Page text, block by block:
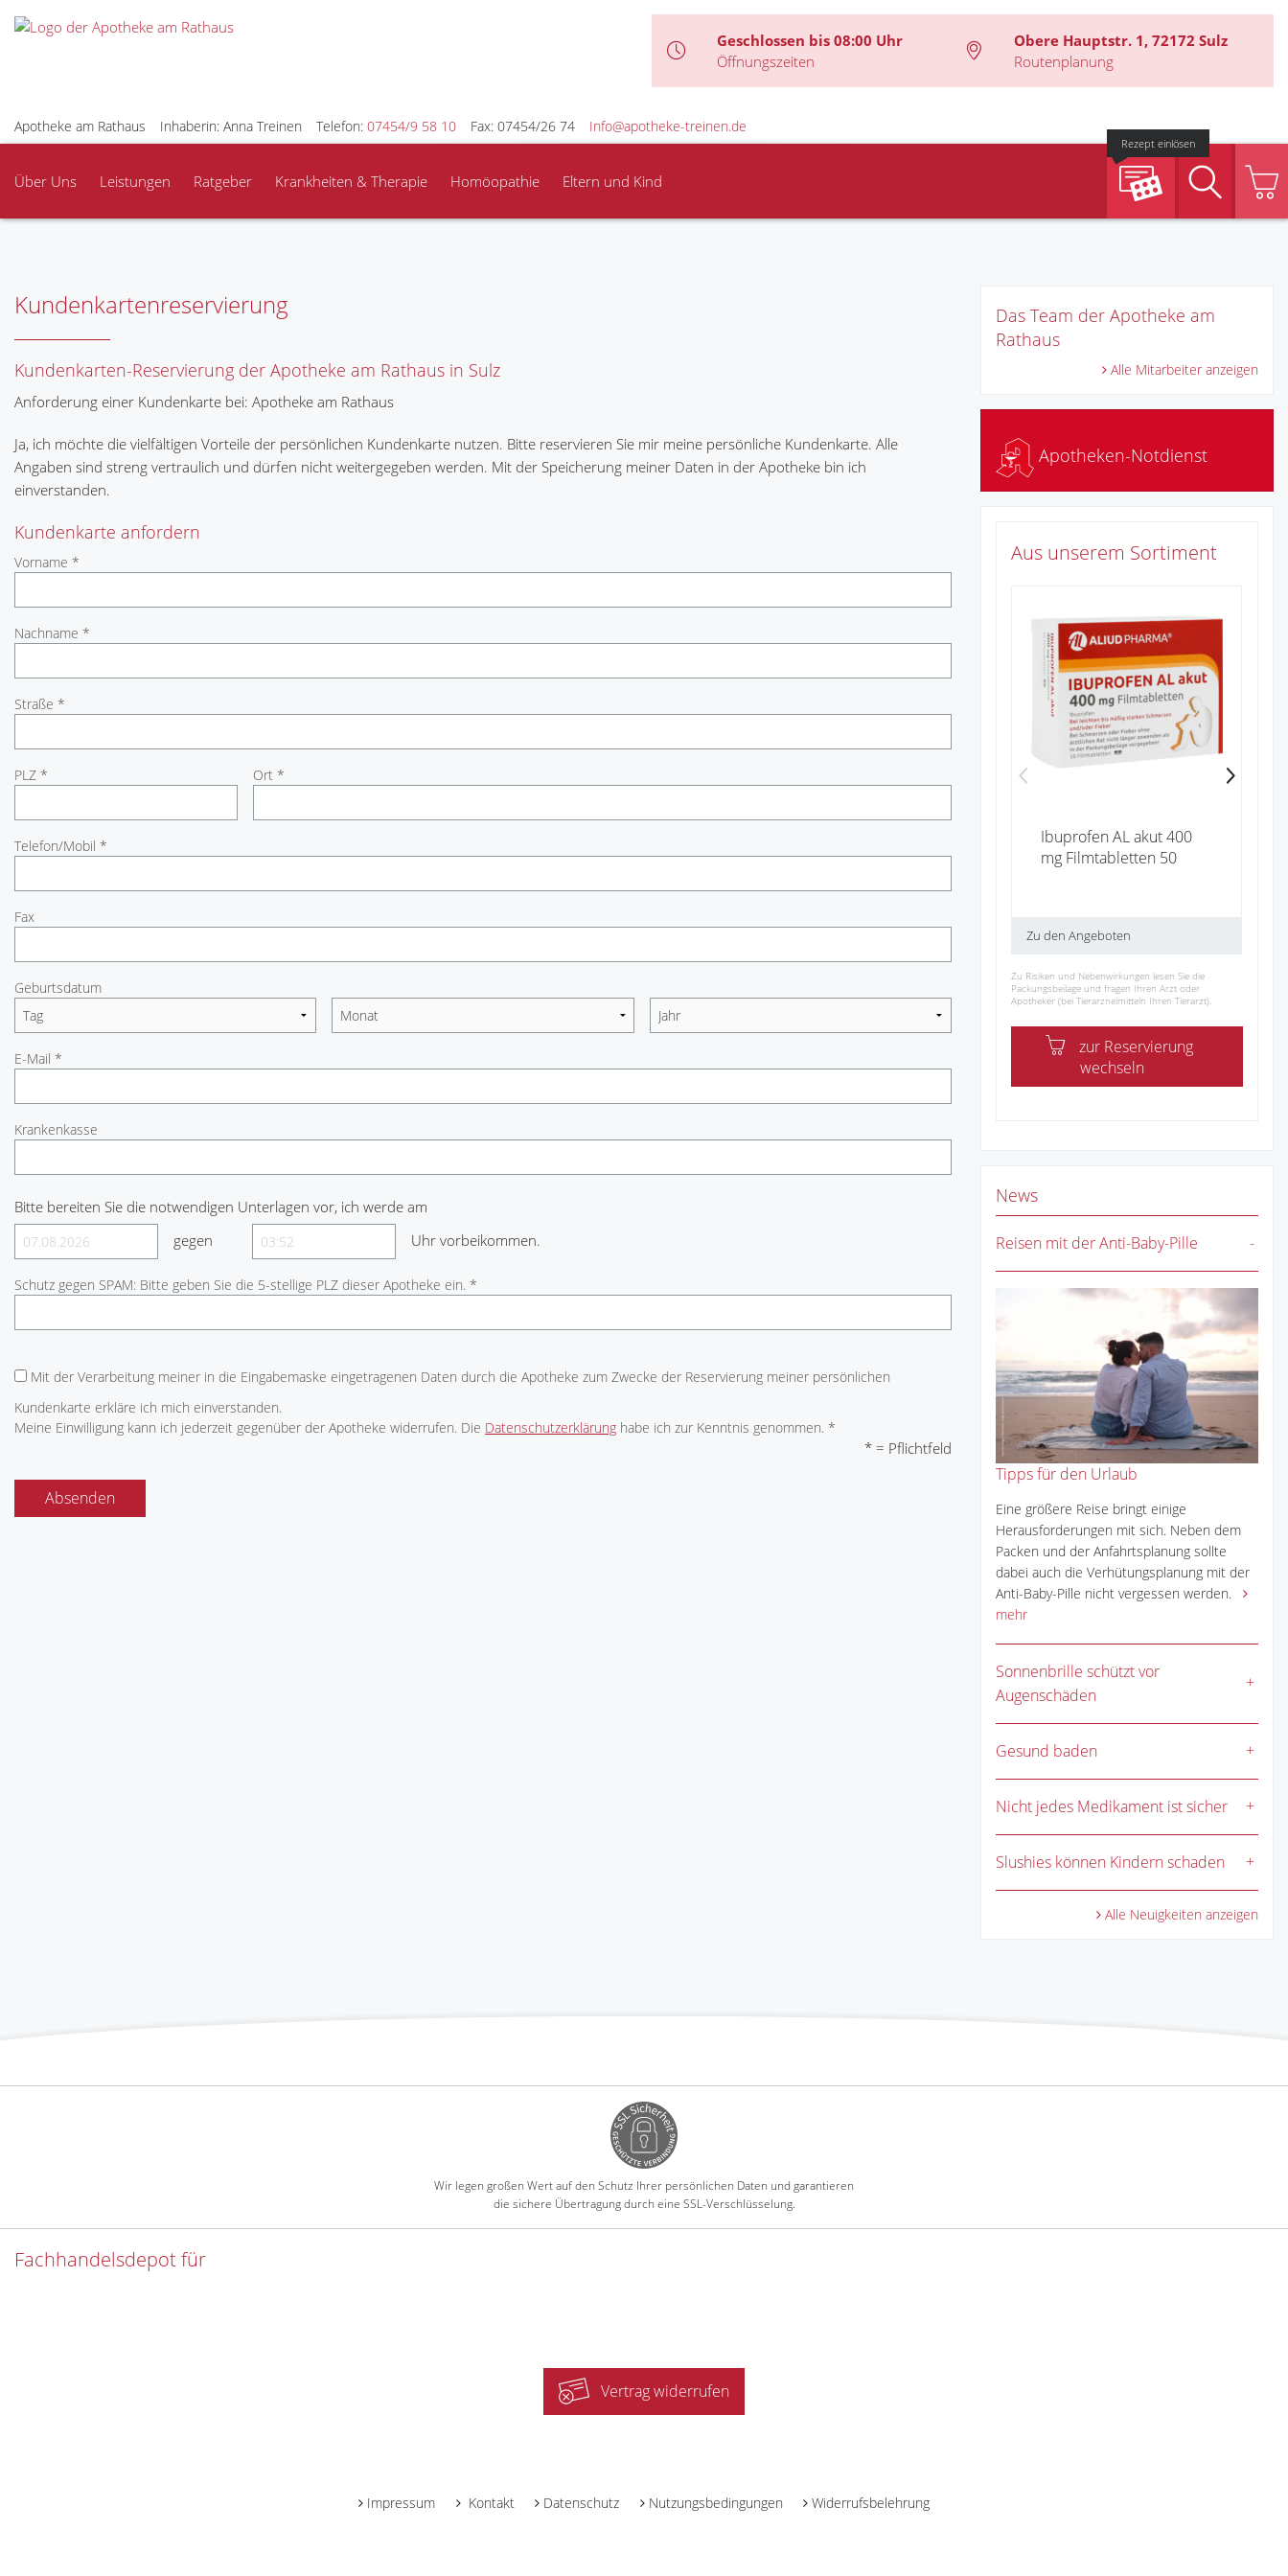
Geschlossen bis 08:00 Uhr
Öffnungszeiten
Obere Hauptstr. 1, 72172 Sulz
Routenplanung
Apotheke am Rathaus Inhaberin: Anna Treinen Telefon: 07454/9 58 10 Fax: 07454/26 74 Info@apotheke-treinen.de
Über Uns Leistungen Ratgeber Krankheiten & Therapie Homöopathie Eltern und Kind
Rezept einlösen
Suche
Kundenkartenreservierung
Kundenkarten-Reservierung der Apotheke am Rathaus in Sulz
Anforderung einer Kundenkarte bei: Apotheke am Rathaus
Ja, ich möchte die vielfältigen Vorteile der persönlichen Kundenkarte nutzen. Bitte reservieren Sie mir meine persönliche Kundenkarte. Alle
Angaben sind streng vertraulich und dürfen nicht weitergegeben werden. Mit der Speicherung meiner Daten in der Apotheke bin ich
einverstanden.
Kundenkarte anfordern
Vorname *
Nachname *
Straße *
PLZ * Ort *
Telefon/Mobil *
Fax
Geburtsdatum
E-Mail *
Krankenkasse
Bitte bereiten Sie die notwendigen Unterlagen vor, ich werde am
gegen
Uhr vorbeikommen.
Schutz gegen SPAM: Bitte geben Sie die 5-stellige PLZ dieser Apotheke ein. *
Mit der Verarbeitung meiner in die Eingabemaske eingetragenen Daten durch die Apotheke zum Zwecke der Reservierung meiner persönlichen
Kundenkarte erkläre ich mich einverstanden.
Meine Einwilligung kann ich jederzeit gegenüber der Apotheke widerrufen. Die Datenschutzerklärung habe ich zur Kenntnis genommen. *
* = Pflichtfeld
Absenden
Das Team der Apotheke am
Rathaus
Alle Mitarbeiter anzeigen
Apotheken-Notdienst
Aus unserem Sortiment
Ibuprofen AL akut 400
mg Filmtabletten 50
Zu den Angeboten
Zu Risiken und Nebenwirkungen lesen Sie die
Packungsbeilage und fragen Ihren Arzt oder
Apotheker (bei Tierarzneimitteln Ihren Tierarzt).
zur Reservierung
wechseln
News
Reisen mit der Anti-Baby-Pille
Tipps für den Urlaub
Eine größere Reise bringt einige
Herausforderungen mit sich. Neben dem
Packen und der Anfahrtsplanung sollte
dabei auch die Verhütungsplanung mit der
Anti-Baby-Pille nicht vergessen werden.
mehr
Sonnenbrille schützt vor
Augenschäden
Gesund baden
Nicht jedes Medikament ist sicher
Slushies können Kindern schaden
Alle Neuigkeiten anzeigen
Wir legen großen Wert auf den Schutz Ihrer persönlichen Daten und garantieren
die sichere Übertragung durch eine SSL-Verschlüsselung.
Fachhandelsdepot für
Vertrag widerrufen
Impressum Kontakt Datenschutz Nutzungsbedingungen Widerrufsbelehrung